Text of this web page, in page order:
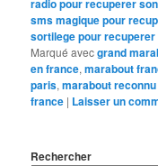
radio pour recuperer
sms magique pour
sortilege pour recuperer
Marqué avecgrand
en france,marabout
paris,marabout
france | Laisser un
Rechercher